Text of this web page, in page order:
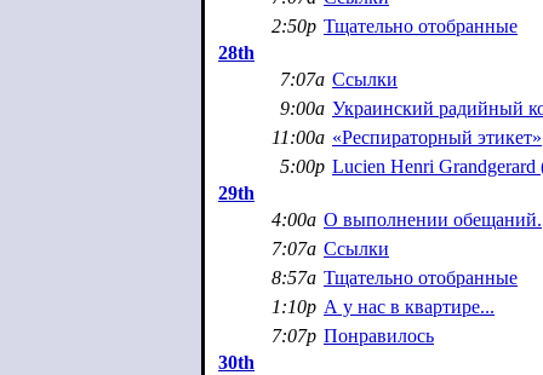
2:50p Тщательно отобранные
28th
7:07a Ссылки
9:00a Украинский радийный
11:00a «Респираторный этикет»
5:00p Lucien Henri Grandgerard
29th
4:00a О выполнении обещаний.
7:07a Ссылки
8:57a Тщательно отобранные
1:10p А у нас в квартире...
7:07p Понравилось
30th